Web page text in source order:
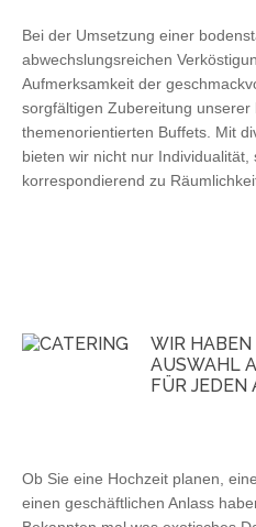
Bei der Umsetzung einer
abwechslungsreichen
Aufmerksamkeit der
sorgfältigen Zubereitung unserer
themenorientierten Buffets. Mit
bieten wir nicht nur
korrespondierend zu
WIR HABEN
USWAHL
ÜR JEDEN
Ob Sie eine Hochzeit planen,
einen geschäftlichen Anlass